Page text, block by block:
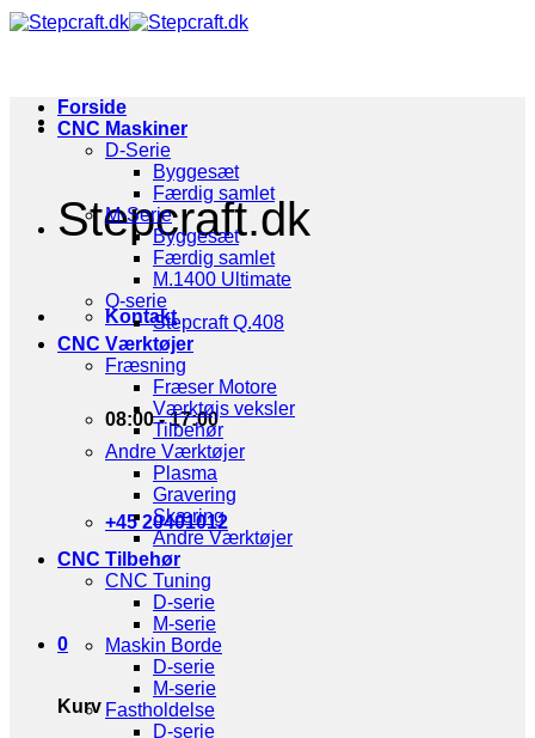
Stepcraft.dk
Kontakt
08:00 - 17:00
+45 20401012
0
Kurv
Forside
CNC Maskiner
D-Serie
Byggesæt
Færdig samlet
M-Serie
Byggesæt
Færdig samlet
M.1400 Ultimate
Q-serie
Stepcraft Q.408
CNC Værktøjer
Fræsning
Fræser Motore
Værktøjs veksler
Tilbehør
Andre Værktøjer
Plasma
Gravering
Skæring
Andre Værktøjer
CNC Tilbehør
CNC Tuning
D-serie
M-serie
Maskin Borde
D-serie
M-serie
Fastholdelse
D-serie